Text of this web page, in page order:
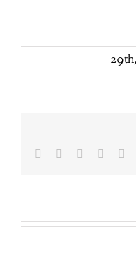
LinkedIn
WhatsApp
Tumblr
Pinterest